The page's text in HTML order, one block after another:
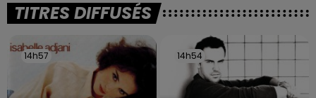
TITRES DIFFUSÉS
14h57
14h57 14h54
14h54